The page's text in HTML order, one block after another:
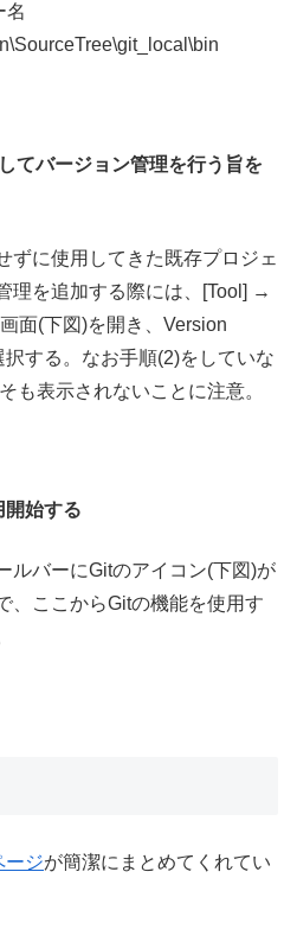
名
てバージョン管理を行う旨を
ずに使用してきた既存プロジェ
理を追加する際には、[Tool] →
面(下図)を開き、Version
する。なお手順(2)をしていな
も表示されないことに注意。
始する
ルバーにGitのアイコン(下図)が
、ここからGitの機能を使用す
ージが簡潔にまとめてくれてい